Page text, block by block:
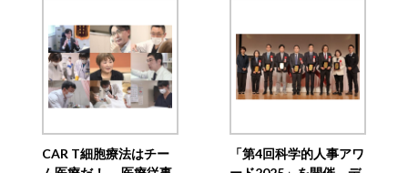
CAR T細胞療法はチー
「第4回科学的人事アワ